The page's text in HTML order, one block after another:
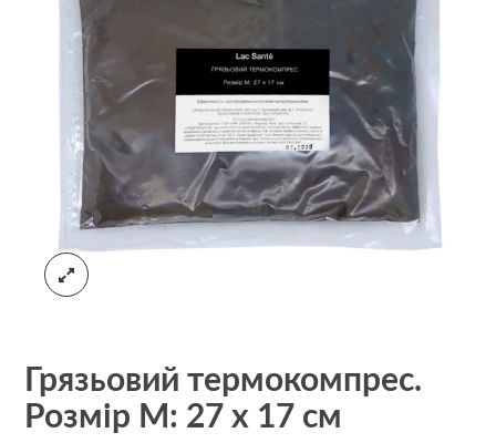
Грязьовий термокомпрес.
Розмір M: 27 x 17 см